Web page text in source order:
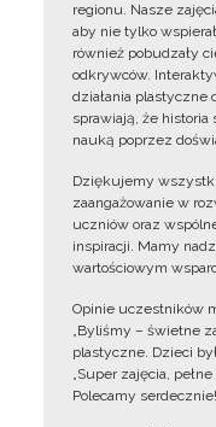
regionu. Nasze
aby nie tylko
również pobudzały
odkrywców.
działania plastyczne
sprawiają, że
nauką poprzez
Dziękujemy
zaangażowanie w
uczniów oraz
inspiracji. Mamy
wartościowym
Opinie uczestników
„Byliśmy – świetne
plastyczne. Dzieci
„Super zajęcia,
Polecamy